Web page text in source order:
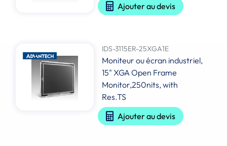
Ajouter au devis
IDS-3115ER-25XGA1E
Moniteur ou écran industriel,
15" XGA Open Frame
Monitor,250nits, with
Res.TS
Ajouter au devis